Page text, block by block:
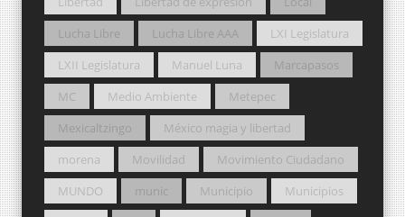
Lucha Libre
Lucha Libre AAA
LXI Legislatura
LXII Legislatura
Manuel Luna
Marcapasos
MC
Medio Ambiente
Metepec
Mexicaltzingo
México magia y libertad
morena
Movilidad
Movimiento Ciudadano
MUNDO
munic Municipio
Municipios